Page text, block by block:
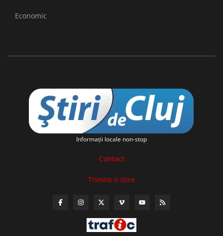
Economic
Informaţii locale non-stop
Contact
Trimite o stire